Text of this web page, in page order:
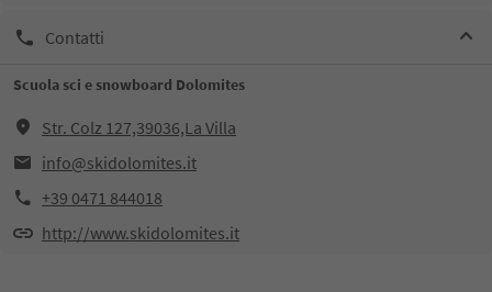
Contatti
Scuola sci e snowboard Dolomites
Str. Colz 127,39036,La Villa
info@skidolomites.it
+39 0471 844018
http://www.skidolomites.it